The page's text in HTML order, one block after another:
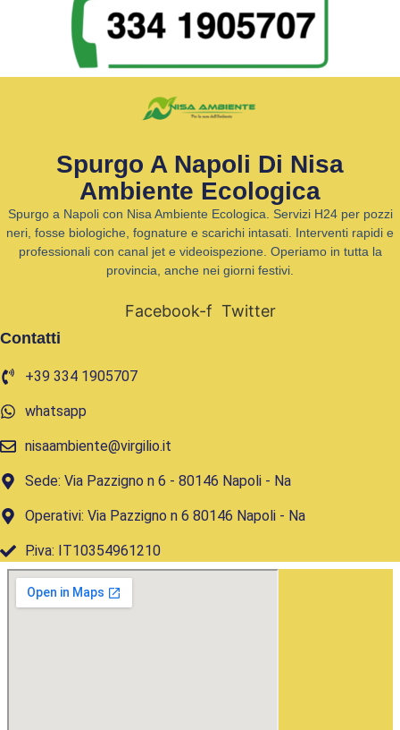
Spurgo A Napoli Di Nisa
Ambiente Ecologica
Spurgo a Napoli con Nisa Ambiente Ecologica. Servizi H24 per pozzi
neri, fosse biologiche, fognature e scarichi intasati. Interventi rapidi e
professionali con canal jet e videoispezione. Operiamo in tutta la
provincia, anche nei giorni festivi.
Facebook-f Twitter
Contatti
+39 334 1905707
whatsapp
nisaambiente@virgilio.it
Sede: Via Pazzigno n 6 - 80146 Napoli - Na
Operativi: Via Pazzigno n 6 80146 Napoli - Na
P.iva: IT10354961210